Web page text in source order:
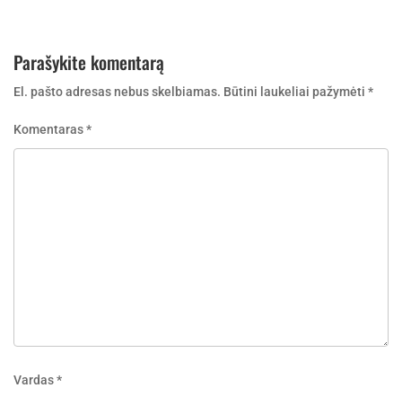
Parašykite komentarą
El. pašto adresas nebus skelbiamas. Būtini laukeliai pažymėti *
Komentaras*
Vardas*